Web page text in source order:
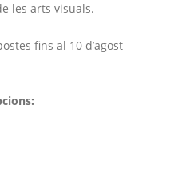
les arts visuals.
fins al 10 d’agost